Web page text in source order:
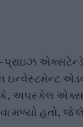
પ્રાઇઝ
ઇન્વેસ્ટમેન્ટ
અપસ્કેલ
મળ્યો હતો,